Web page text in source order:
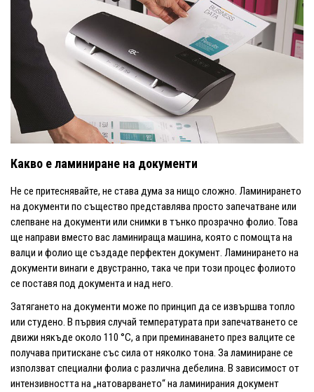
Какво е ламиниране на документи
Не се притеснявайте, не става дума за нищо сложно. Ламинирането
на документи по същество представлява просто запечатване или
слепване на документи или снимки в тънко прозрачно фолио. Това
ще направи вместо вас ламинираща машина, която с помощта на
валци и фолио ще създаде перфектен документ. Ламинирането на
документи винаги е двустранно, така че при този процес фолиото
се поставя под документа и над него.
Затягането на документи може по принцип да се извършва топло
или студено. В първия случай температурата при запечатването се
движи някъде около 110 °C, а при преминаването през валците се
получава притискане със сила от няколко тона. За ламиниране се
използват специални фолиа с различна дебелина. В зависимост от
интензивността на „натоварването“ на ламинирания документ